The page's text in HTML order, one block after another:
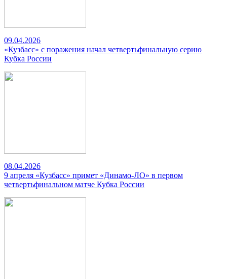
09.04.2026
«Кузбасс» с поражения начал четвертьфинальную серию
Кубка России
08.04.2026
9 апреля «Кузбасс» примет «Динамо-ЛО» в первом
четвертьфинальном матче Кубка России